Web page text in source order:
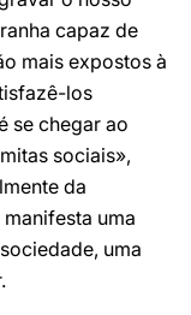
capaz de
mais expostos à
los
se chegar ao
sociais»,
da
uma
uma